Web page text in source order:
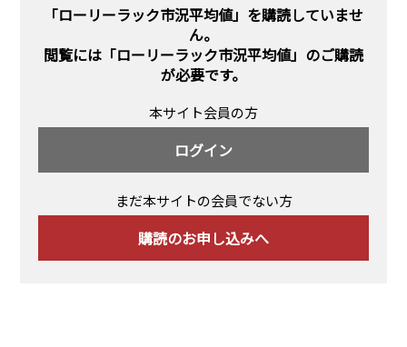
お問い合わせ
サイトマップ
Rim Energy Media(韓国語)
「ローリーラック市況平均値」を購読していませ
ん。
閲覧には 「ローリーラック市況平均値」のご購読
が必要です。
本サイト会員の方
ログイン
まだ本サイトの会員でない方
購読のお申し込みへ